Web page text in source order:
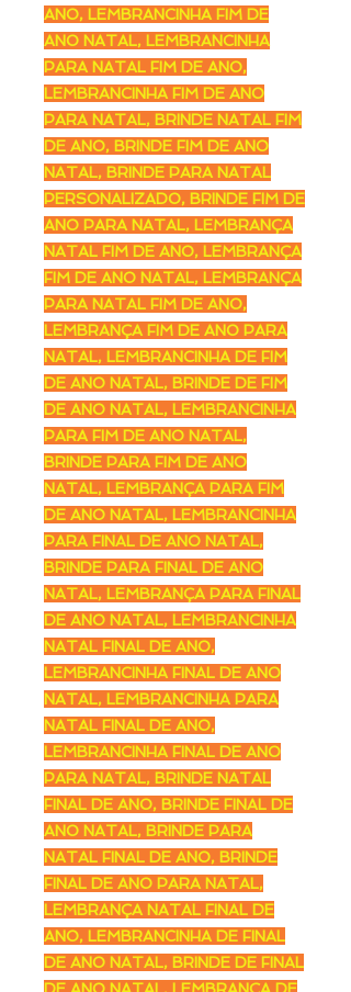
ANO, LEMBRANCINHA FIM DE
ANO NATAL, LEMBRANCINHA
PARA NATAL FIM DE ANO,
LEMBRANCINHA FIM DE ANO
PARA NATAL, BRINDE NATAL FIM
DE ANO, BRINDE FIM DE ANO
NATAL, BRINDE PARA NATAL
PERSONALIZADO, BRINDE FIM DE
ANO PARA NATAL, LEMBRANÇA
NATAL FIM DE ANO, LEMBRANÇA
FIM DE ANO NATAL, LEMBRANÇA
PARA NATAL FIM DE ANO,
LEMBRANÇA FIM DE ANO PARA
NATAL, LEMBRANCINHA DE FIM
DE ANO NATAL, BRINDE DE FIM
DE ANO NATAL, LEMBRANCINHA
PARA FIM DE ANO NATAL,
BRINDE PARA FIM DE ANO
NATAL, LEMBRANÇA PARA FIM
DE ANO NATAL, LEMBRANCINHA
PARA FINAL DE ANO NATAL,
BRINDE PARA FINAL DE ANO
NATAL, LEMBRANÇA PARA FINAL
DE ANO NATAL, LEMBRANCINHA
NATAL FINAL DE ANO,
LEMBRANCINHA FINAL DE ANO
NATAL, LEMBRANCINHA PARA
NATAL FINAL DE ANO,
LEMBRANCINHA FINAL DE ANO
PARA NATAL, BRINDE NATAL
FINAL DE ANO, BRINDE FINAL DE
ANO NATAL, BRINDE PARA
NATAL FINAL DE ANO, BRINDE
FINAL DE ANO PARA NATAL,
LEMBRANÇA NATAL FINAL DE
ANO, LEMBRANCINHA DE FINAL
DE ANO NATAL, BRINDE DE FINAL
DE ANO NATAL, LEMBRANÇA DE